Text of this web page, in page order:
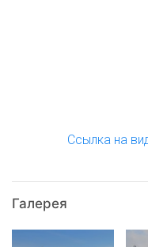
Ccылка на
Галерея